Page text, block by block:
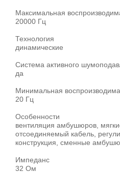
Максимальная
20000 Гц
Технология
динамические
Система активного
да
Минимальная
20 Гц
Особенности
вентиляция амбушюров,
отсоединяемый кабель,
конструкция, сменные
Импеданс
32 Ом